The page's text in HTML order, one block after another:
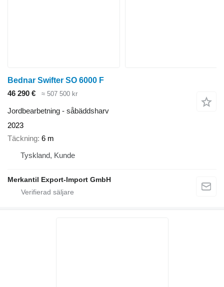
Bednar Swifter SO 6000 F
46 290 €
≈ 507 500 kr
Jordbearbetning - såbäddsharv
2023
Täckning 6 m
Tyskland, Kunde
Merkantil Export-Import GmbH